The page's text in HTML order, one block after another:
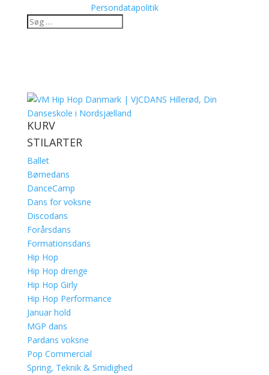
Persondatapolitik
KURV
STILARTER
Ballet
Børnedans
DanceCamp
Dans for voksne
Discodans
Forårsdans
Formationsdans
Hip Hop
Hip Hop drenge
Hip Hop Girly
Hip Hop Performance
Januar hold
MGP dans
Pardans voksne
Pop Commercial
Spring, Teknik & Smidighed